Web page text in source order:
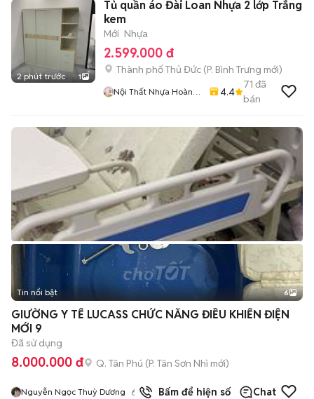
2 phút trước 1
Tủ quần áo Đài Loan Nhựa 2 lớp Trắng
kem
Mới Nhựa
2.599.000 đ
Thành phố Thủ Đức (P. Bình Trưng mới)
Nội Thất Nhựa Hoàng
4.4
71 đã
bán
+2
Tin nổi bật 6
GIƯỜNG Y TẾ LUCASS CHỨC NĂNG ĐIỀU KHIỂN ĐIỆN
MỚI 9
Đã sử dụng
8.000.000 đ Q. Tân Phú (P. Tân Sơn Nhì mới)
Nguyễn Ngọc Thuỳ Dương 6 đã bánBấm để hiện số Chat